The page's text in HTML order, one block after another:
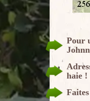
Pour
haie !